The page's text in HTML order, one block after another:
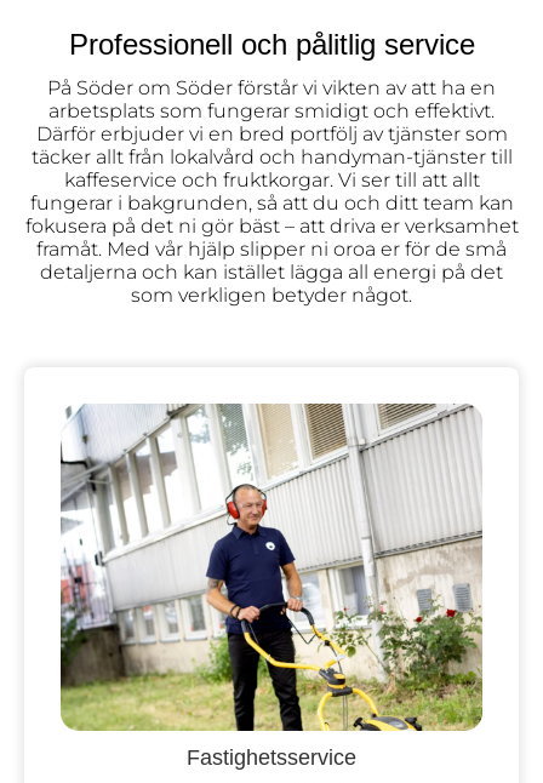
Professionell och pålitlig service
På Söder om Söder förstår vi vikten av att ha en
arbetsplats som fungerar smidigt och effektivt.
Därför erbjuder vi en bred portfölj av tjänster som
täcker allt från lokalvård och handyman-tjänster till
kaffeservice och fruktkorgar. Vi ser till att allt
fungerar i bakgrunden, så att du och ditt team kan
fokusera på det ni gör bäst – att driva er verksamhet
framåt. Med vår hjälp slipper ni oroa er för de små
detaljerna och kan istället lägga all energi på det
som verkligen betyder något.
Fastighetsservice